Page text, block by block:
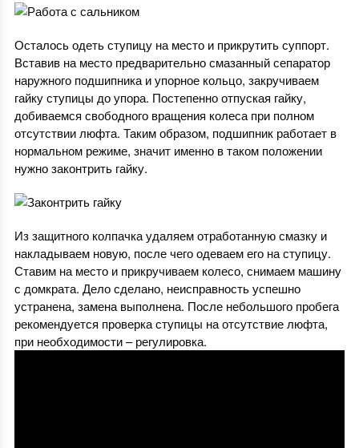
Осталось одеть ступицу на место и прикрутить суппорт.
Вставив на место предварительно смазанный сепаратор
наружного подшипника и упорное кольцо, закручиваем
гайку ступицы до упора. Постепенно отпуская гайку,
добиваемся свободного вращения колеса при полном
отсутствии люфта. Таким образом, подшипник работает в
нормальном режиме, значит именно в таком положении
нужно законтрить гайку.
Из защитного колпачка удаляем отработанную смазку и
накладываем новую, после чего одеваем его на ступицу.
Ставим на место и прикручиваем колесо, снимаем машину
с домкрата. Дело сделано, неисправность успешно
устранена, замена выполнена. После небольшого пробега
рекомендуется проверка ступицы на отсутствие люфта,
при необходимости – регулировка.